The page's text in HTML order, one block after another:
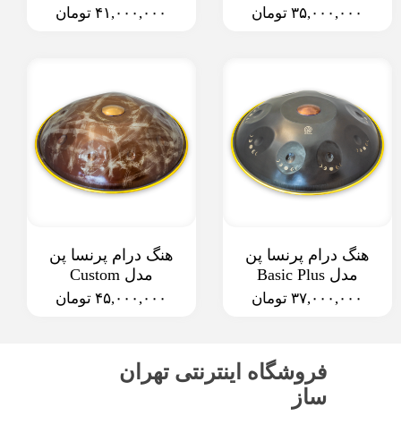
۳۵,۰۰۰,۰۰۰ تومان ۴۱,۰۰۰,۰۰۰ تومان
هنگ درام پرنسا پن
مدل Basic Plus
۳۷,۰۰۰,۰۰۰ تومان
هنگ درام پرنسا پن
مدل Custom
۴۵,۰۰۰,۰۰۰ تومان
فروشگاه اینترنتی تهران
ساز